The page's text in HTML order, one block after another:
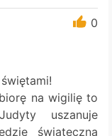
0
na wigilię to
uszanuje
świąteczna